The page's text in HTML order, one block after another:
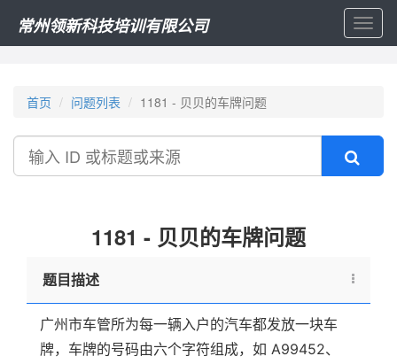
常州领新科技培训有限公司
首页 问题列表 1181 - 贝贝的车牌问题
搜
1181 - 贝贝的车牌问题
题目描述
广州市车管所为每一辆入户的汽车都发放一块车
牌，车牌的号码由六个字符组成，如 A99452、